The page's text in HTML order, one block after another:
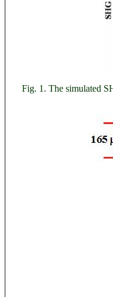
Fig. 1. The simulated